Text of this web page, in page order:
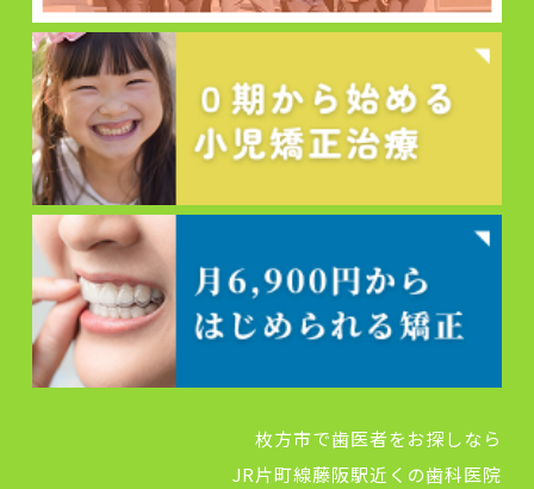
枚方市で歯医者をお探しなら
JR片町線藤阪駅近くの歯科医院